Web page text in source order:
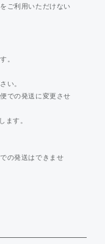
ご利用いただけない
。
い。
での発送に変更させ
ます。
の発送はできませ